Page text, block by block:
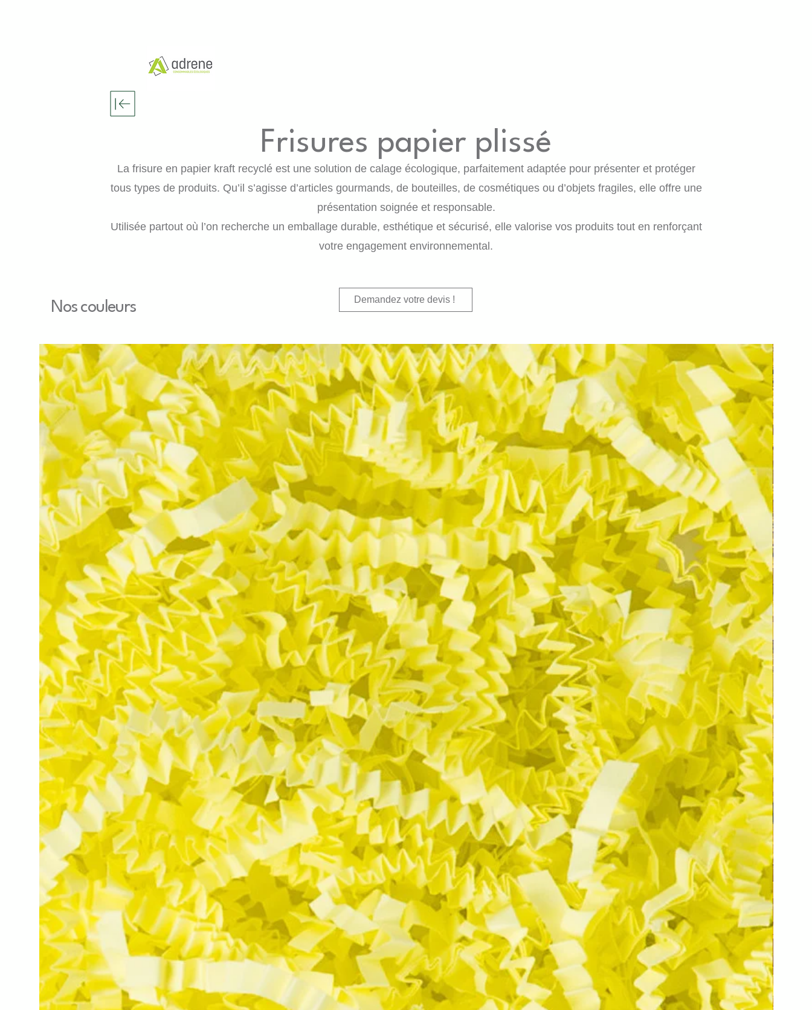
ACCUEIL
Frisures papier plissé
La frisure en papier kraft recyclé est une solution de calage écologique, parfaitement adaptée pour présenter et protéger
tous types de produits. Qu’il s’agisse d’articles gourmands, de bouteilles, de cosmétiques ou d’objets fragiles, elle offre une
présentation soignée et responsable.
Utilisée partout où l’on recherche un emballage durable, esthétique et sécurisé, elle valorise vos produits tout en renforçant
votre engagement environnemental.
Nos couleurs Demandez votre devis !